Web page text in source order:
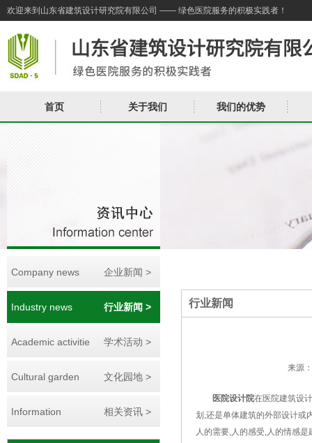
欢迎来到山东省建筑设计研究院有限公司 —— 绿色医院服务的积极实践者！
首页 关于我们 我们的优势
企业新闻 >
Company news
行业新闻 >
Industry news
学术活动 >
Academic activitie
文化园地 >
Cultural garden
相关资讯 >
Information
行业新闻
来源
医院设计院在医院建筑设
划,还是单体建筑的外部设计或
人的需要,人的感受,人的情感